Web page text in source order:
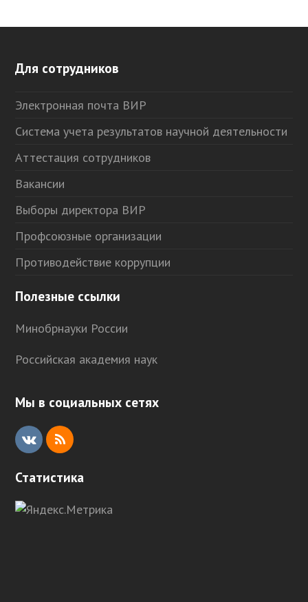
Для сотрудников
Электронная почта ВИР
Система учета результатов научной деятельности
Аттестация сотрудников
Вакансии
Выборы директора ВИР
Профсоюзные организации
Противодействие коррупции
Полезные ссылки
Минобрнауки России
Российская академия наук
Мы в социальных сетях
V
R
Статистика